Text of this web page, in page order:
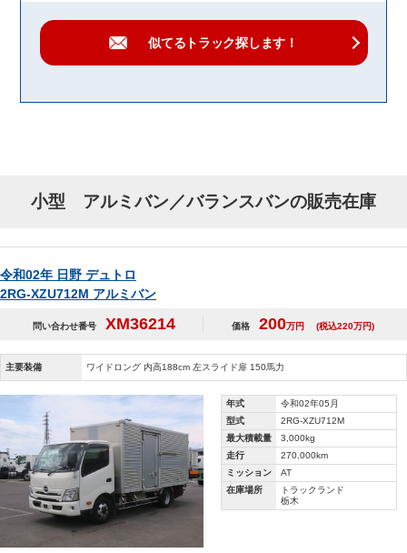
似てるトラック探します！
小型 アルミバン／バランスバンの販売在庫
令和02年 日野 デュトロ
2RG-XZU712M アルミバン
問い合わせ番号 XM36214 価格 200万円 (税込220万円)
主要装備 ワイドロング 内高188cm 左スライド扉 150馬力
年式
令和02年05月
型式
2RG-XZU712M
最大積載量
3,000kg
走行
270,000km
ミッション
AT
在庫場所
トラックランド
栃木